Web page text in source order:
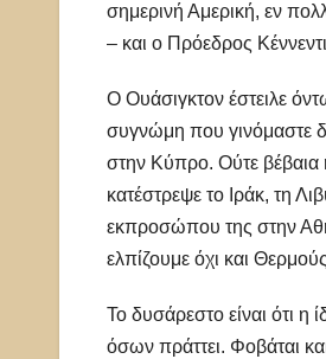
σημερινή Αμερική, εν
– και ο Πρόεδρος
Ο Ουάσιγκτον έστειλε
συγνώμη που γινόμαστε
στην Κύπρο. Ούτε βέβαια
κατέστρεψε το Ιράκ, τη
εκπροσώπου της στην
ελπίζουμε όχι και
Το δυσάρεστο είναι ότι η
όσων πράττει. Φοβάται